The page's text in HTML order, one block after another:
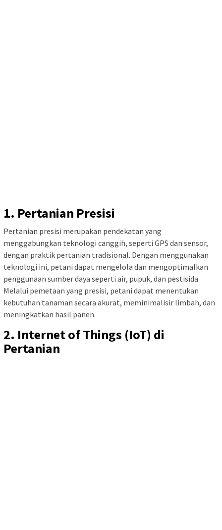
1. Pertanian Presisi
Pertanian presisi merupakan pendekatan yang
menggabungkan teknologi canggih, seperti GPS dan sensor,
dengan praktik pertanian tradisional. Dengan menggunakan
teknologi ini, petani dapat mengelola dan mengoptimalkan
penggunaan sumber daya seperti air, pupuk, dan pestisida.
Melalui pemetaan yang presisi, petani dapat menentukan
kebutuhan tanaman secara akurat, meminimalisir limbah, dan
meningkatkan hasil panen.
2. Internet of Things (IoT) di
Pertanian